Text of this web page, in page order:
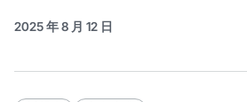
2025 年 8 月 12 日